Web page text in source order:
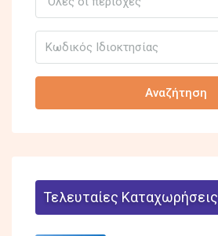
Αναζήτηση
Τελευταίες Καταχωρήσεις